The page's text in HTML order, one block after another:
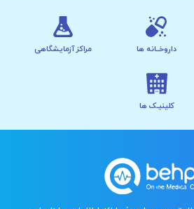
داروخــانه ها مراکز آزمایشگاهی
کلینیـک ها